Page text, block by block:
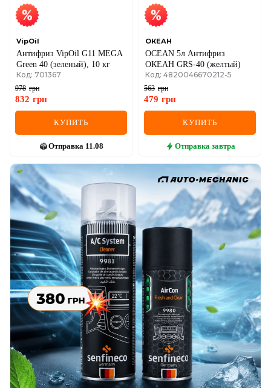
VipOil
Антифриз VipOil G11 MEGA
Green 40 (зеленый), 10 кг
Код: 701367
978 грн
832 грн
КУПИТЬ
Отправка 11.08
ОКЕАН
OCEAN 5л Антифриз
ОКЕАН GRS-40 (желтый)
Код: 4820046670212-5
563 грн
479 грн
КУПИТЬ
Отправка завтра